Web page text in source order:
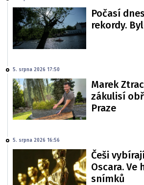
Počasí
rekordy.
5. srpna 2026 17:50
Marek
zákulisí
Praze
5. srpna 2026 16:56
Češi
Oscara. Ve
snímků